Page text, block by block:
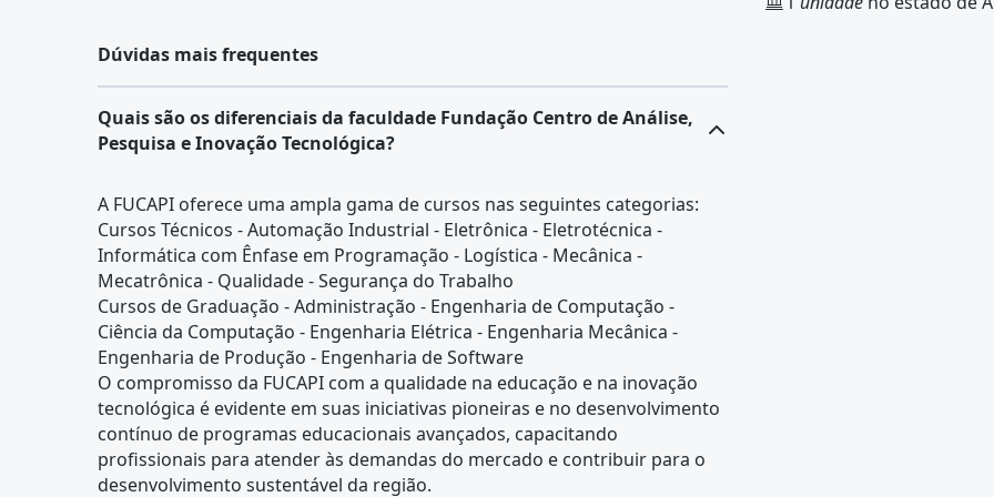
Dúvidas mais frequentes
Quais são os diferenciais da faculdade Fundação Centro de Análise,
Pesquisa e Inovação Tecnológica?
A FUCAPI oferece uma ampla gama de cursos nas seguintes categorias:
Cursos Técnicos - Automação Industrial - Eletrônica - Eletrotécnica -
Informática com Ênfase em Programação - Logística - Mecânica -
Mecatrônica - Qualidade - Segurança do Trabalho
Cursos de Graduação - Administração - Engenharia de Computação -
Ciência da Computação - Engenharia Elétrica - Engenharia Mecânica -
Engenharia de Produção - Engenharia de Software
O compromisso da FUCAPI com a qualidade na educação e na inovação
tecnológica é evidente em suas iniciativas pioneiras e no desenvolvimento
contínuo de programas educacionais avançados, capacitando
profissionais para atender às demandas do mercado e contribuir para o
desenvolvimento sustentável da região.